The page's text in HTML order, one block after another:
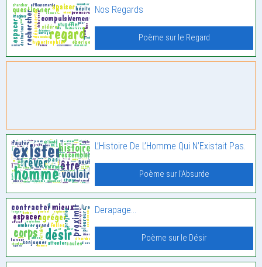
Nos Regards
Poème sur le Regard
L’Histoire De L’Homme Qui N’Existait Pas.
Poème sur l'Absurde
Derapage…
Poème sur le Désir